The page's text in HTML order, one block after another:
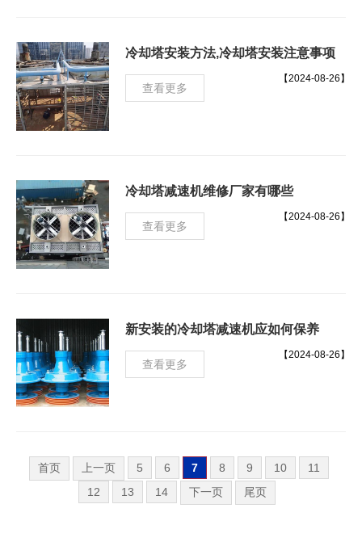
冷却塔安装方法,冷却塔安装注意事项
【2024-08-26】
查看更多
冷却塔减速机维修厂家有哪些
【2024-08-26】
查看更多
新安装的冷却塔减速机应如何保养
【2024-08-26】
查看更多
首页 上一页 5 6 7 8 9 10
11
12
13 14 下一页 尾页